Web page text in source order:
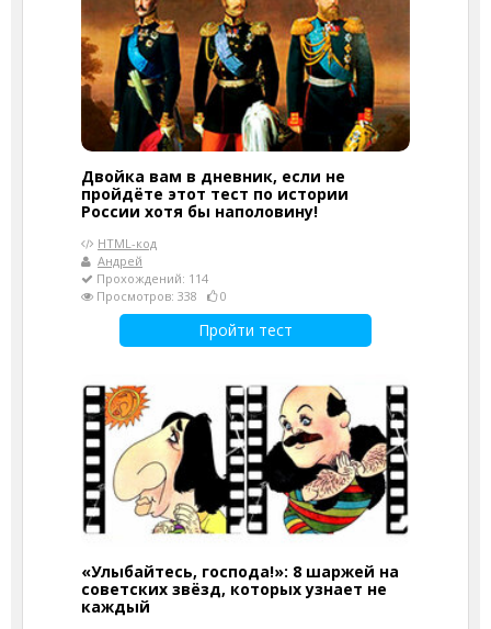
Двойка вам в дневник, если не
пройдёте этот тест по истории
России хотя бы наполовину!
HTML-код
Андрей
Прохождений: 114
Просмотров: 338
0
Пройти тест
«Улыбайтесь, господа!»: 8 шаржей на
советских звёзд, которых узнает не
каждый